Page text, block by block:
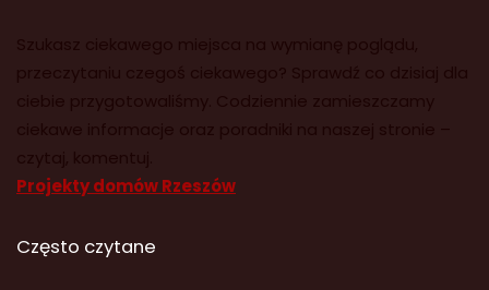
Projekty domów Rzeszów
Często czytane